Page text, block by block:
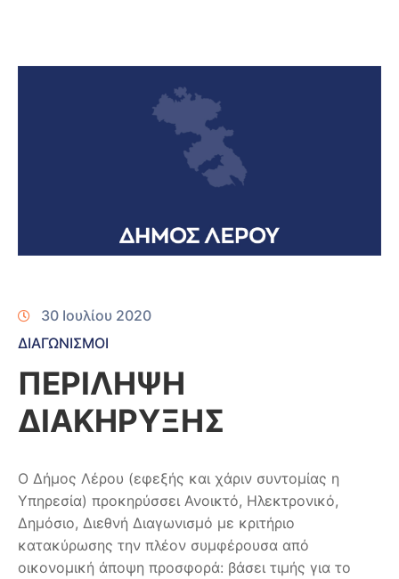
30 Ιουλίου 2020
ΔΙΑΓΩΝΙΣΜΟΙ
ΠΕΡΙΛΗΨΗ
ΔΙΑΚΗΡΥΞΗΣ
Ο Δήμος Λέρου (εφεξής και χάριν συντομίας η
Υπηρεσία) προκηρύσσει Ανοικτό, Ηλεκτρονικό,
Δημόσιο, Διεθνή Διαγωνισμό με κριτήριο
κατακύρωσης την πλέον συμφέρουσα από
οικονομική άποψη προσφορά: βάσει τιμής για το